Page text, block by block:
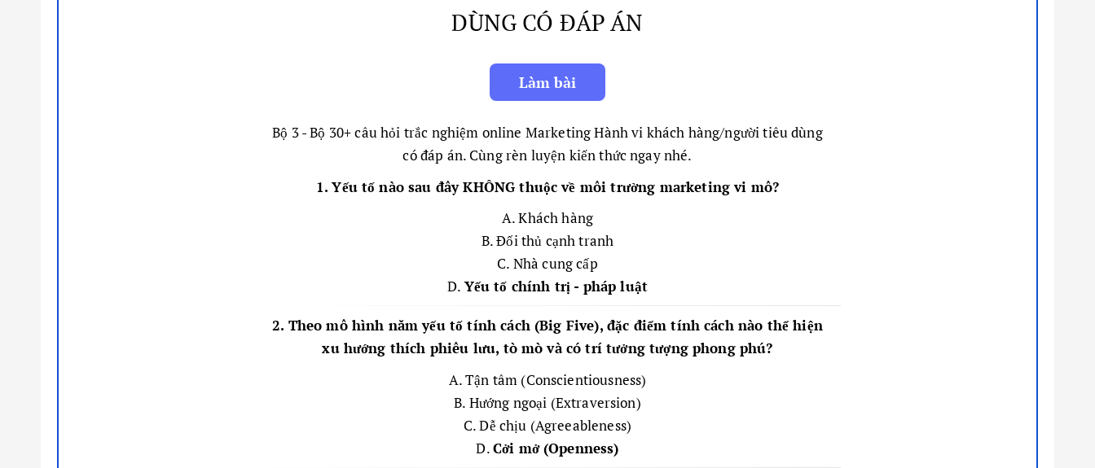
DÙNG CÓ ĐÁP ÁN
Bộ 3 - Bộ 30+ câu hỏi trắc nghiệm online Marketing Hành vi khách hàng/người tiêu dùng
có đáp án. Cùng rèn luyện kiến thức ngay nhé.
1. Yếu tố nào sau đây KHÔNG thuộc về môi trường marketing vi mô?
A. Khách hàng
B. Đối thủ cạnh tranh
C. Nhà cung cấp
D. Yếu tố chính trị - pháp luật
2. Theo mô hình năm yếu tố tính cách (Big Five), đặc điểm tính cách nào thể hiện
xu hướng thích phiêu lưu, tò mò và có trí tưởng tượng phong phú?
A. Tận tâm (Conscientiousness)
B. Hướng ngoại (Extraversion)
C. Dễ chịu (Agreeableness)
D.Cởi mở (Openness)